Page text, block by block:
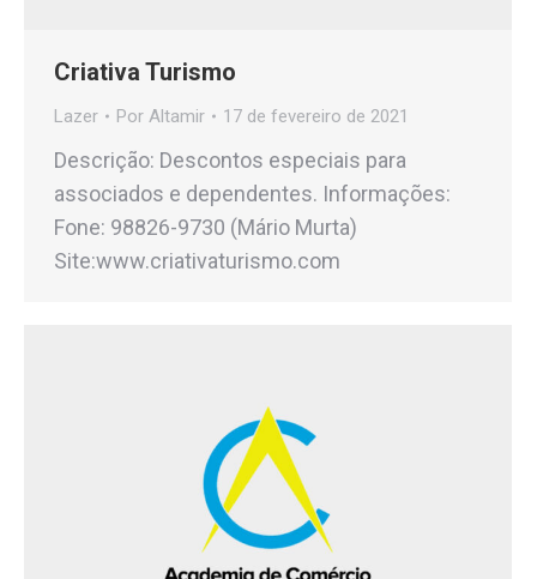
Criativa Turismo
Lazer Por Altamir 17 de fevereiro de 2021
Descrição: Descontos especiais para
associados e dependentes. Informações:
Fone: 98826-9730 (Mário Murta)
Site:www.criativaturismo.com